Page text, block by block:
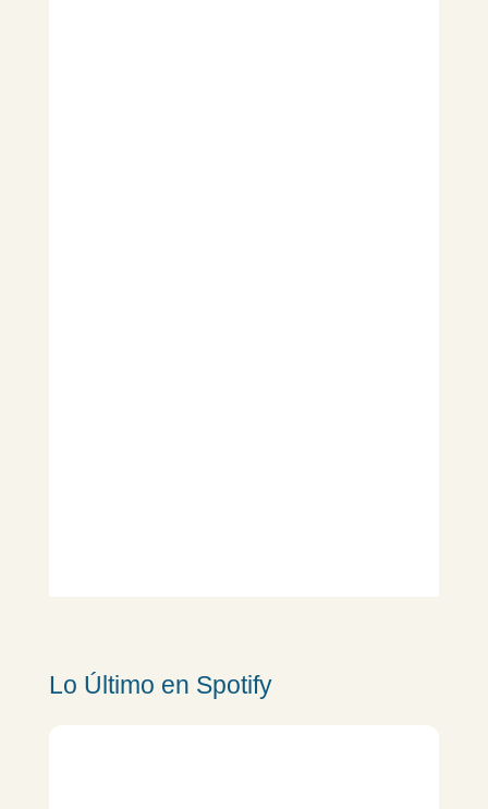
Lo Último en Spotify